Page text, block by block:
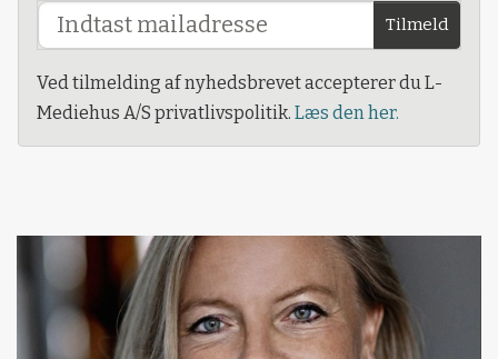
Tilmeld
Ved tilmelding af nyhedsbrevet accepterer du L-
Mediehus A/S privatlivspolitik. Læs den her.